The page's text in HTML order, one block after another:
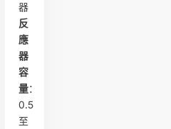
器
反
應
器
容
量：
0.5
至